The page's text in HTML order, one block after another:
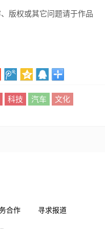
版权或其它问题请于作品
科技 汽车
文化
合作 寻求报道